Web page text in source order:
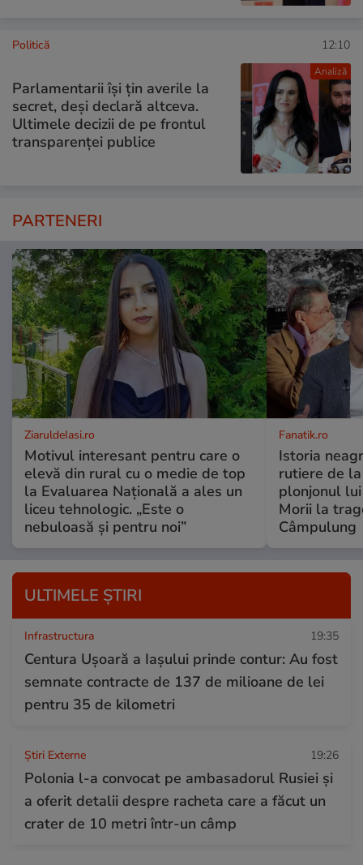
Analiză
Politică 12:10
Parlamentarii își țin averile la
secret, deși declară altceva.
Ultimele decizii de pe frontul
transparenței publice
PARTENERI
ZiaruldeIasi.ro
Motivul interesant pentru care o
elevă din rural cu o medie de top
la Evaluarea Națională a ales un
liceu tehnologic. „Este o
nebuloasă și pentru noi”
Fanatik.ro
Istoria
rutiere de
plonjonul
Morii la
Câmpulung
ULTIMELE ȘTIRI
Infrastructura 19:35
Centura Ușoară a Iașului prinde contur: Au fost
semnate contracte de 137 de milioane de lei
pentru 35 de kilometri
Știri Externe 19:26
Polonia l-a convocat pe ambasadorul Rusiei și
a oferit detalii despre racheta care a făcut un
crater de 10 metri într-un câmp